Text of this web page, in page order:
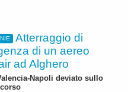
Atterraggio di
di un aereo
ad Alghero
Napoli deviato sullo